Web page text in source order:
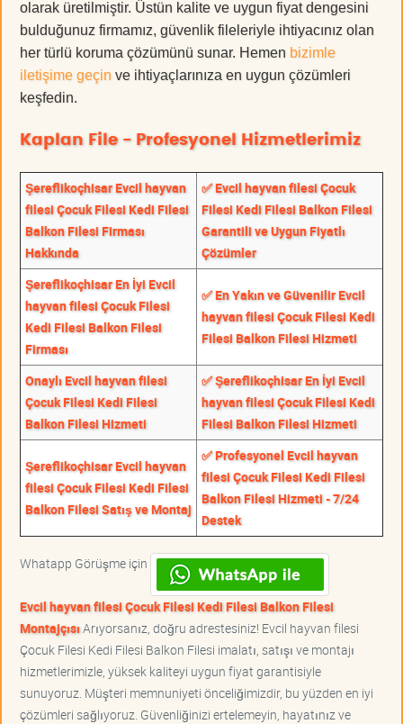
olarak üretilmiştir. Üstün kalite ve uygun fiyat dengesini
bulduğunuz firmamız, güvenlik fileleriyle ihtiyacınız olan
her türlü koruma çözümünü sunar. Hemen bizimle
iletişime geçin ve ihtiyaçlarınıza en uygun çözümleri
keşfedin.
Kaplan File - Profesyonel Hizmetlerimiz
Şereflikoçhisar Evcil hayvan
filesi Çocuk Filesi Kedi Filesi
Balkon Filesi Firması
Hakkında
✅ Evcil hayvan filesi Çocuk
Filesi Kedi Filesi Balkon Filesi
Garantili ve Uygun Fiyatlı
Çözümler
Şereflikoçhisar En İyi Evcil
hayvan filesi Çocuk Filesi
Kedi Filesi Balkon Filesi
Firması
✅ En Yakın ve Güvenilir Evcil
hayvan filesi Çocuk Filesi Kedi
Filesi Balkon Filesi Hizmeti
Onaylı Evcil hayvan filesi
Çocuk Filesi Kedi Filesi
Balkon Filesi Hizmeti
✅ Şereflikoçhisar En İyi Evcil
hayvan filesi Çocuk Filesi Kedi
Filesi Balkon Filesi Hizmeti
Şereflikoçhisar Evcil hayvan
filesi Çocuk Filesi Kedi Filesi
Balkon Filesi Satış ve Montaj
✅ Profesyonel Evcil hayvan
filesi Çocuk Filesi Kedi Filesi
Balkon Filesi Hizmeti - 7/24
Destek
Whatapp Görüşme için
Evcil hayvan filesi Çocuk Filesi Kedi Filesi Balkon Filesi
MontajçısıArıyorsanız, doğru adrestesiniz! Evcil hayvan filesi
Çocuk Filesi Kedi Filesi Balkon Filesi imalatı, satışı ve montajı
hizmetlerimizle, yüksek kaliteyi uygun fiyat garantisiyle
sunuyoruz. Müşteri memnuniyeti önceliğimizdir, bu yüzden en iyi
çözümleri sağlıyoruz. Güvenliğinizi ertelemeyin, hayatınız ve